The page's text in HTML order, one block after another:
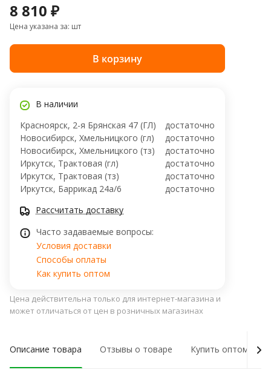
8 810 ₽
Цена указана за: шт
В корзину
В наличии
Красноярск, 2-я Брянская 47 (ГЛ)
достаточно
Новосибирск, Хмельницкого (гл)
достаточно
Новосибирск, Хмельницкого (тз)
достаточно
Иркутск, Трактовая (гл)
достаточно
Иркутск, Трактовая (тз)
достаточно
Иркутск, ​Баррикад 24а/6
достаточно
Рассчитать доставку
Часто задаваемые вопросы:
Условия доставки
Способы оплаты
Как купить оптом
Цена действительна только для интернет-магазина и
может отличаться от цен в розничных магазинах
Описание товара Отзывы о товаре Купить оптом